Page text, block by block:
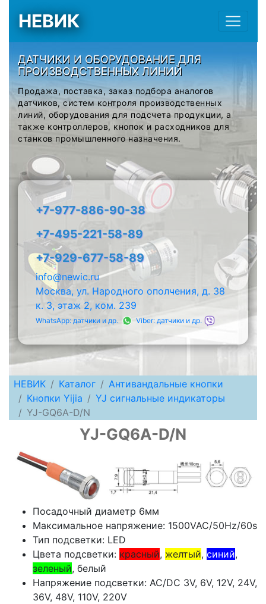
НЕВИК
ДАТЧИКИ И ОБОРУДОВАНИЕ ДЛЯ
ПРОИЗВОДСТВЕННЫХ ЛИНИЙ
Продажа, поставка, заказ подбора аналогов
датчиков, систем контроля производственных
линий, оборудования для подсчета продукции, а
также контроллеров, кнопок и расходников для
станков промышленного назначения.
+7-977-886-90-38
+7-495-221-58-89
+7-929-677-58-89
info@newic.ru
Москва, ул. Народного ополчения, д. 38
к. 3, этаж 2, ком. 239
WhatsApp: датчики и др. Viber: датчики и др.
НЕВИК Каталог
Антивандальные кнопки
Кнопки Yijia
YJ cигнальные индикаторы
YJ-GQ6A-D/N
YJ-GQ6A-D/N
Посадочный диаметр 6мм
Максимальное напряжение: 1500VAC/50Hz/60s
Тип подсветки: LED
Цвета подсветки: красный, желтый, синий,
зеленый, белый
Напряжение подсветки: AC/DC 3V, 6V, 12V, 24V,
36V, 48V, 110V, 220V